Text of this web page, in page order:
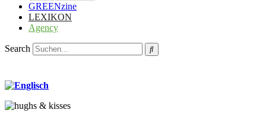
GREENzine
LEXIKON
Agency
Search